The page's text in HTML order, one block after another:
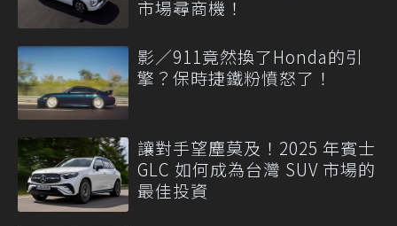
市場尋商機！
影／911竟然換了Honda的引
擎？保時捷鐵粉憤怒了！
讓對手望塵莫及！2025 年賓士
GLC 如何成為台灣 SUV 市場的
最佳投資